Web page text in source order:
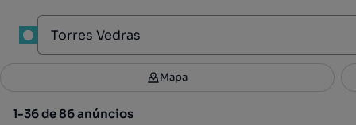
Filtros 3
1-36 de 86 anúncios
Mapa
1-36 de 86 anúncios